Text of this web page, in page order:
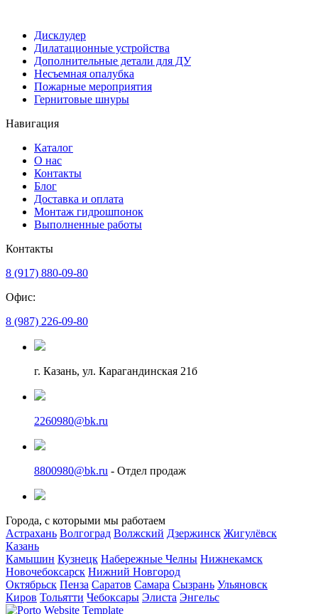
Дисклудер
Дилатационные устройства
Дополнительные детали для ДУ
Несъемная опалубка
Пожарные мероприятия
Гернитовые шнуры
Навигация
Каталог
О нас
Контакты
Блог
Доставка и оплата
Монтаж гидрошпонок
Выполненные работы
Контакты
8 (917) 880-09-80
Офис:
8 (987) 226-09-80
г. Казань, ул. Карагандинская 21б
2260980@bk.ru
8800980@bk.ru - Отдел продаж
Города, с которыми мы работаем
Астрахань Волгоград Волжский Дзержинск Жигулёвск
Казань
Камышин Кузнецк Набережные Челны Нижнекамск
Новочебоксарск Нижний Новгород
Октябрьск Пенза Саратов Самара Сызрань Ульяновск
Киров Тольятти Чебоксары Элиста Энгельс